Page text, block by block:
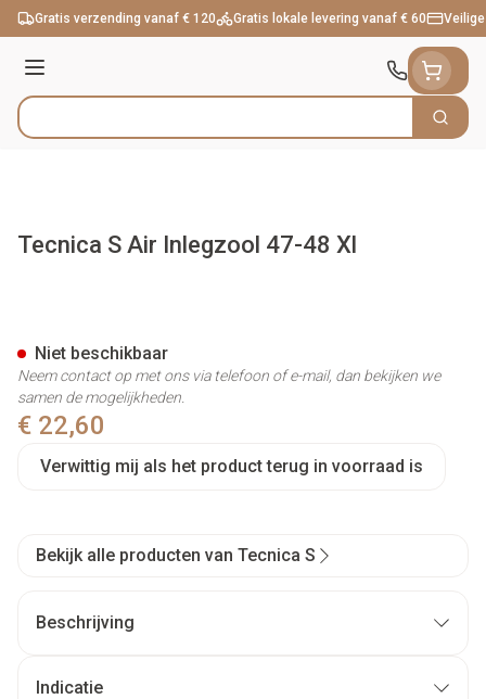
Ga naar de inhoud
Gratis verzending vanaf € 120 Gratis lokale levering vanaf € 60
Menu
Product, merk, categorie... Zoek
Tecnica S Air Inlegzool 47-48 Xl
€ 22,60
Verwittig mij als het product terug in voorraad is
Niet beschikbaar
Neem contact op met ons via telefoon of e-mail, dan bekijken we
samen de mogelijkheden.
Bekijk alle producten van Tecnica S
Beschrijving
Indicatie